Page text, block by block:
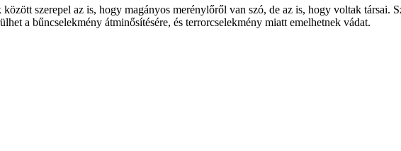
szerepel az is, hogy magányos merénylőről van szó, de az is, hogy voltak társai.
a bűncselekmény átminősítésére, és terrorcselekmény miatt emelhetnek vádat.